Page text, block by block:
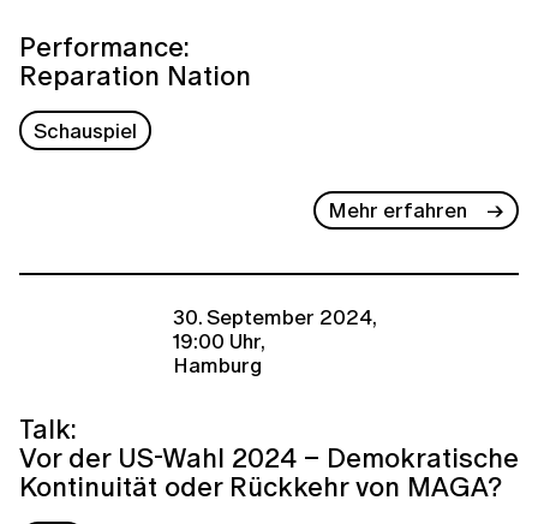
Performance:
Reparation Nation
Schauspiel
Mehr erfahren
30. September 2024,
19:00 Uhr,
Hamburg
Talk:
Vor der US-Wahl 2024 – Demokratische
Kontinuität oder Rückkehr von MAGA?